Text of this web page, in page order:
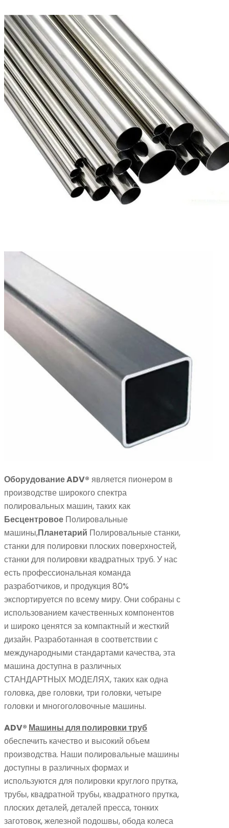
Оборудование ADV® является пионером в
производстве широкого спектра
полировальных машин, таких как
Бесцентровое Полировальные
машины,Планетарий Полировальные станки,
станки для полировки плоских поверхностей,
станки для полировки квадратных труб. У нас
есть профессиональная команда
разработчиков, и продукция 80%
экспортируется по всему миру. Они собраны с
использованием качественных компонентов
и широко ценятся за компактный и жесткий
дизайн. Разработанная в соответствии с
международными стандартами качества, эта
машина доступна в различных
СТАНДАРТНЫХ МОДЕЛЯХ, таких как одна
головка, две головки, три головки, четыре
головки и многоголовочные машины.
ADV® Машины для полировки труб
обеспечить качество и высокий объем
производства. Наши полировальные машины
доступны в различных формах и
используются для полировки круглого прутка,
трубы, квадратной трубы, квадратного прутка,
плоских деталей, деталей пресса, тонких
заготовок, железной подошвы, обода колеса